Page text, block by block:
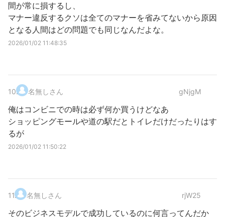
間が常に損するし、
マナー違反するクソは全てのマナーを省みてないから原因
となる人間はどの問題でも同じなんだよな。
2026/01/02 11:48:35
10. 名無しさん gNjgM
俺はコンビニでの時は必ず何か買うけどなあ
ショッピングモールや道の駅だとトイレだけだったりはす
るが
2026/01/02 11:50:22
11. 名無しさん rjW25
そのビジネスモデルで成功しているのに何言ってんだか